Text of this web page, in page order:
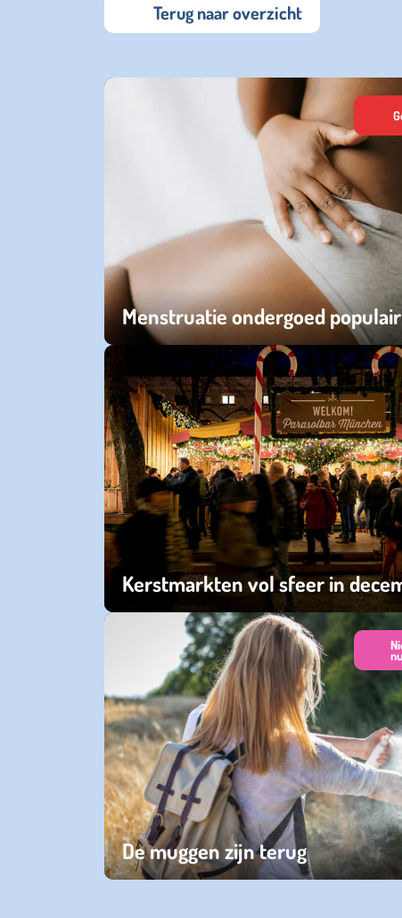
Terug naar overzicht
Menstruatie ondergoed populair
woensdag 03 juni 2026
Kerstmarkten vol sfeer in
donderdag 11 december 2025
De muggen zijn terug
nu